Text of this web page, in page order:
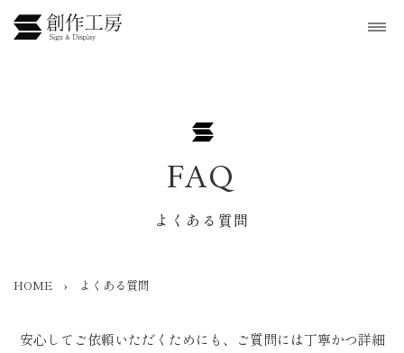
FAQ
よくある質問
HOME よくある質問
安心してご依頼いただくためにも、ご質問には丁寧かつ詳細